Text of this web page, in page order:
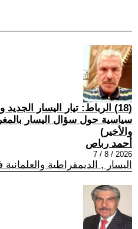
(18) الرباط: تيار اليسار
سياسية حول سؤال اليسار
والأخير)
أحمد رباص
2026 / 8 / 7
اليسار , الديمقراطية